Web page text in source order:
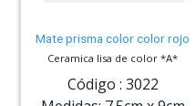
Mate prisma color color rojo
Ceramica lisa de color *A*
Código : 3022